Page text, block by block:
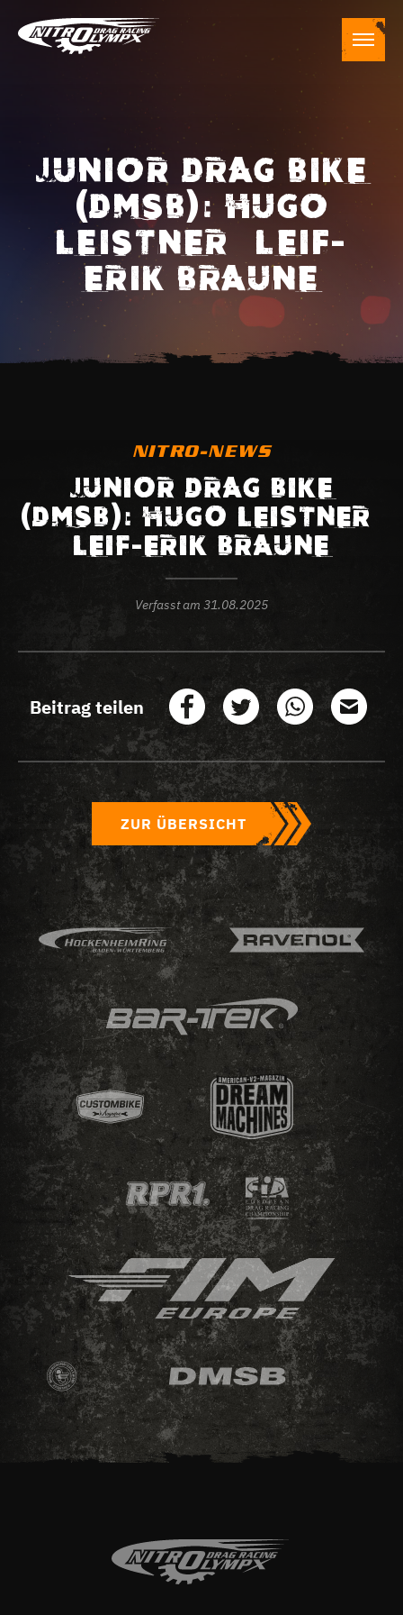
JUNIOR DRAG BIKE
(DMSB): HUGO
LEISTNER – LEIF-
ERIK BRAUNE
NITRO-NEWS
JUNIOR DRAG BIKE
(DMSB): HUGO LEISTNER –
LEIF-ERIK BRAUNE
Verfasst am 31.08.2025
Beitrag teilen
ZUR ÜBERSICHT